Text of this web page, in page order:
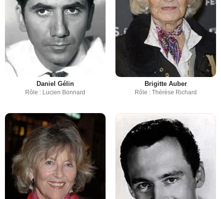
Daniel Gélin
Rôle : Lucien Bonnard
Brigitte Auber
Rôle : Thérèse Richard